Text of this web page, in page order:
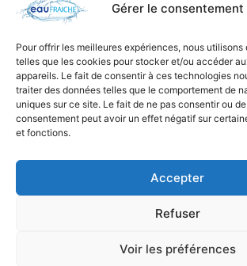
Gérer le consentement
Pour offrir les meilleures expériences, nous
telles que les cookies pour stocker et/ou accéder
appareils. Le fait de consentir à ces technologies
traiter des données telles que le comportement de
uniques sur ce site. Le fait de ne pas consentir ou
consentement peut avoir un effet négatif sur
et fonctions.
Accepter
Refuser
Voir les préférences